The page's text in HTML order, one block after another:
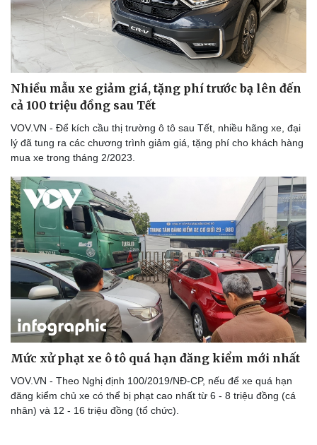
Cây thuốc
Sản phụ khoa
Nam khoa
Làm đẹp - giảm cân
Phòng mạch online
Ăn sạch sống khỏe
Blog
Tình yêu - Gia đình
Nhiều mẫu xe giảm giá, tặng phí trước bạ lên đến
cả 100 triệu đồng sau Tết
VOV.VN - Để kích cầu thị trường ô tô sau Tết, nhiều hãng xe, đại
lý đã tung ra các chương trình giảm giá, tặng phí cho khách hàng
mua xe trong tháng 2/2023.
Mức xử phạt xe ô tô quá hạn đăng kiểm mới nhất
VOV.VN - Theo Nghị định 100/2019/NĐ-CP, nếu để xe quá hạn
đăng kiểm chủ xe có thể bị phạt cao nhất từ 6 - 8 triệu đồng (cá
nhân) và 12 - 16 triệu đồng (tổ chức).